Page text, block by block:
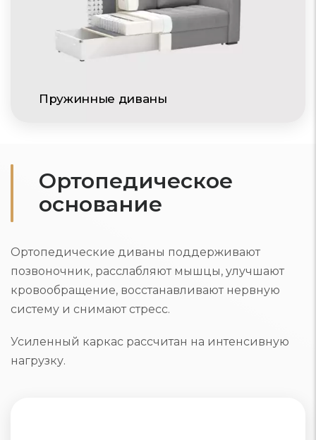
Пружинные диваны
Ортопедическое
основание
Ортопедические диваны поддерживают
позвоночник, расслабляют мышцы, улучшают
кровообращение, восстанавливают нервную
систему и снимают стресс.
Усиленный каркас рассчитан на интенсивную
нагрузку.